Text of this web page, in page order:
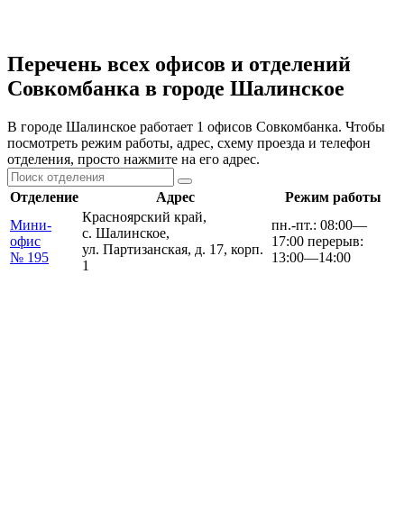
Перечень всех офисов и отделений
Совкомбанка в городе Шалинское
В городе Шалинское работает 1 офисов Совкомбанка. Чтобы
посмотреть режим работы, адрес, схему проезда и телефон
отделения, просто нажмите на его адрес.
Отделение Адрес
Режим работы
Мини-
офис
№ 195
Красноярский край,
с. Шалинское,
ул. Партизанская, д. 17, корп.
1
пн.-пт.: 08:00—
17:00 перерыв:
13:00—14:00